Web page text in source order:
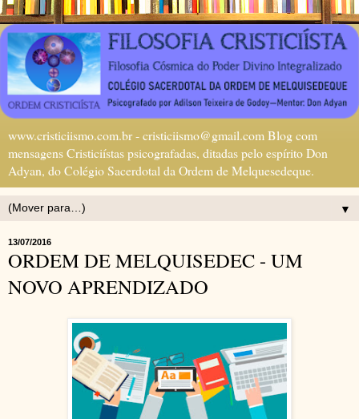
www.cristiciismo.com.br - cristiciismo@gmail.com Blog com
mensagens Cristiciístas psicografadas, ditadas pelo espírito Don
Adyan, do Colégio Sacerdotal da Ordem de Melquesedeque.
▼
13/07/2016
ORDEM DE MELQUISEDEC - UM
NOVO APRENDIZADO